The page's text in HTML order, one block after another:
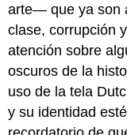
arte— que ya son
clase, corrupción
atención sobre
oscuros de la
uso de la tela
y su identidad